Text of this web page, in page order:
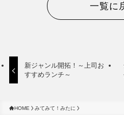
一覧に
新ジャンル開拓！～上司お
すすめランチ～
HOME みてみて！みたに